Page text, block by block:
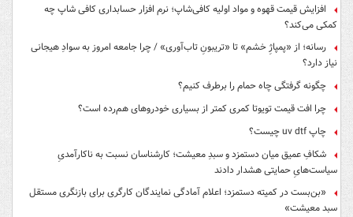
افزایش قیمت قهوه و مواد اولیه کافی‌شاپ؛ نرم افزار حسابداری کافی شاپ چه
کمکی می‌کند؟
رسانه؛ از «پمپاژِ خشم» تا «تریبونِ تاب‌آوری» / چرا جامعه امروز به سوادِ هیجانی
نیاز دارد؟
چگونه گرفتگی چاه حمام را برطرف کنیم؟
چرا افت قیمت تویوتا کمری کمتر از بسیاری خودروهای هم‌رده است؟
چاپ uv dtf چیست؟
شکافِ عمیق میان دستمزد و سبدِ معیشت؛ کارشناسان نسبت به ناکارآمدیِ
سیاست‌هایِ حمایتی هشدار دادند
«بن‌بست در کمیته دستمزد؛ اعلام آمادگی نمایندگان کارگری برای بازنگری مستقل
سبد معیشت»